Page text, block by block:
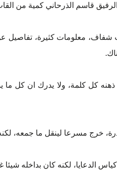
قاسم الذرحاني كمية من
شفاف، معلومات كثيرة،
ذهنه كل كلمة، ولا يدرك ان كل
خرج مسرعا لينقل ما جمعه،
الدعايا، لكنه كان بداخله شيئا